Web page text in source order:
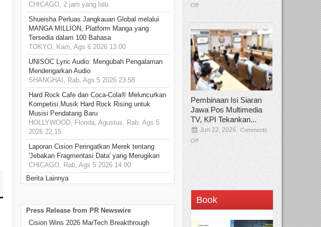
CHICAGO, 2 jam yang lalu
Shueisha Perluas Jangkauan Global melalui
MANGA MILLION, Platform Manga yang
Tersedia dalam 100 Bahasa
TOKYO, Kam, Ags 6 2026 13.00
UNISOC Lyric Audio: Mengubah Pengalaman
Mendengarkan Audio
SHANGHAI, Rab, Ags 5 2026 23.58
Hard Rock Cafe dan Coca-Cola® Meluncurkan
Kompetisi Musik Hard Rock Rising untuk
Musisi Pendatang Baru
HOLLYWOOD, Florida, Agustus, Rab, Ags 5
2026 22.15
Laporan Cision Peringatkan Merek tentang
'Jebakan Fragmentasi Data' yang Merugikan
CHICAGO, Rab, Ags 5 2026 14.00
Berita Lainnya
Press Release from PR Newswire
Cision Wins 2026 MarTech Breakthrough
Off
Pembinaan Isi Siaran
Jawa Pos Multimedia
TV, KPI Tekankan...
Jun 22, 2026
Comments
Off
Book